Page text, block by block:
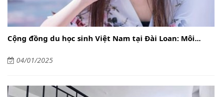
Cộng đồng du học sinh Việt Nam tại Đài Loan: Môi...
04/01/2025